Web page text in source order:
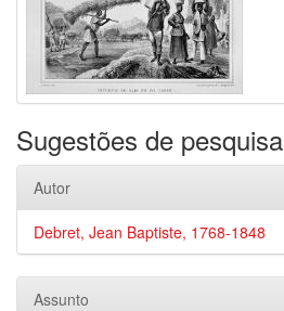
Sugestões de pesquisa
Autor
Debret, Jean Baptiste, 1768-1848
Assunto